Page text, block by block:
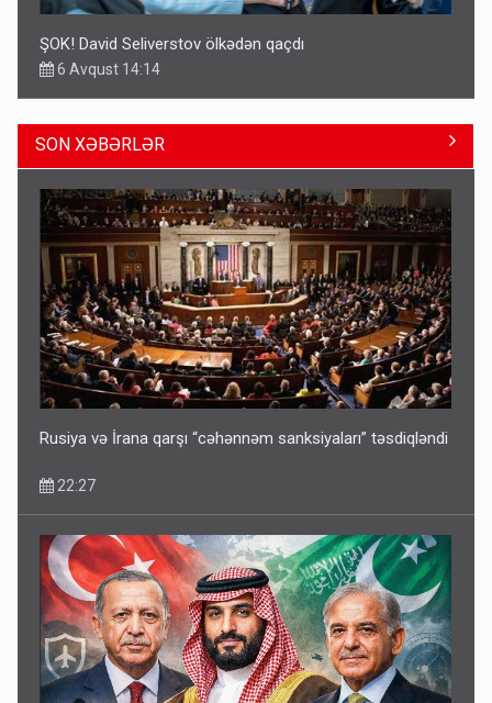
ŞOK! David Seliverstov ölkədən qaçdı
6 Avqust 14:14
Geri çağırılan səfir Abel Məhərrəmovun oğludur - DOSYE
14:07
Media və Yayım Şurasına əlavə hüquq və vəzifələr verilib
SON XƏBƏRLƏR
Rusiya və İrana qarşı “cəhənnəm sanksiyaları” təsdiqləndi
22:27